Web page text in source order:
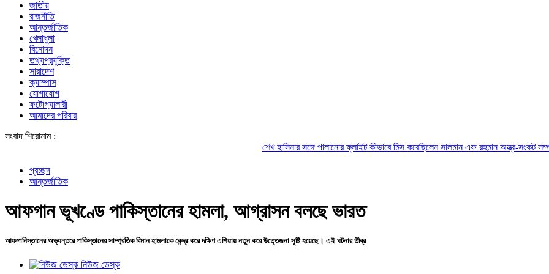
জাতীয়
রাজনীতি
আন্তর্জাতিক
খেলাধুলা
বিনোদন
তথ্যপ্রযুক্তি
সারাদেশ
ক্যাম্পাস
যোগাযোগ
ফটোগ্যালারী
আমাদের পরিবার
সংবাদ শিরোনাম :
শেখ হাসিনার সঙ্গে পালানোর ফ্লাইট কীভাবে মিস করেছিলেন সালমান এফ রহমানঅস্ত্র-সংকট সম্পর্কে জানতেন
প্রচ্ছদ
আন্তর্জাতিক
আফগান ভূখণ্ডে পাকিস্তানের হামলা, আগ্রাসন বলছে ভারত
আফগানিস্তানের অভ্যন্তরে পাকিস্তানের সাম্প্রতিক বিমান হামলাকে কেন্দ্র করে দক্ষিণ এশিয়ায় নতুন করে উত্তেজনা সৃষ্টি হয়েছে। এই ঘটনার তীব্র
নিউজ ডেস্ক